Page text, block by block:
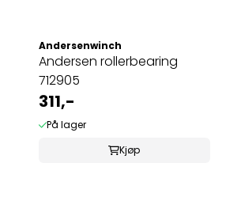
Andersenwinch
Andersen rollerbearing
712905
311,-
På lager
Kjøp